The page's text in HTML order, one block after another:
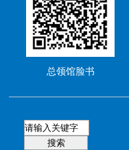
总领馆脸书